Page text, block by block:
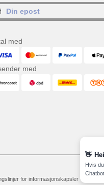
med
med
for informasjonskapsler-
👋 Hei
Hvis